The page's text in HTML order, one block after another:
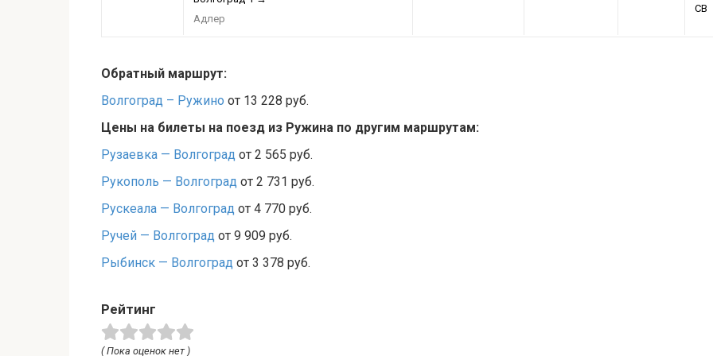
Адлер
СВ
Обратный маршрут:
Волгоград – Ружино от 13 228 руб.
Цены на билеты на поезд из Ружина по другим маршрутам:
Рузаевка — Волгоград от 2 565 руб.
Рукополь — Волгоград от 2 731 руб.
Рускеала — Волгоград от 4 770 руб.
Ручей — Волгоград от 9 909 руб.
Рыбинск — Волгоград от 3 378 руб.
Рейтинг
( Пока оценок нет )